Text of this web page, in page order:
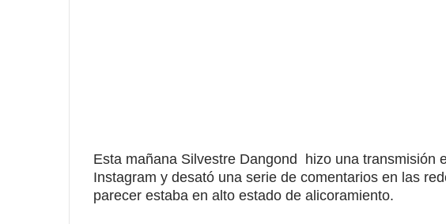
Esta mañana Silvestre Dangond hizo una transmisión
Instagram y desató una serie de comentarios en las
parecer estaba en alto estado de alicoramiento.